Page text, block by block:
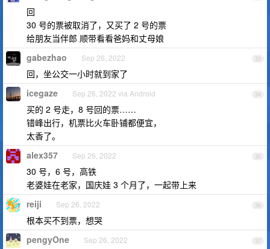
回
30 号的票被取消了，又买了 2 号的票
给朋友当伴郎 顺带看看爸妈和丈母娘
33
gabezhao Sep 26, 2022
回，坐公交一小时就到家了
34
icegaze Sep 26, 2022 via Android
买的 2 号走，8 号回的票……
错峰出行，机票比火车卧铺都便宜，
太香了。
35
alex357 Sep 26, 2022
30 号，6 号，高铁
老婆娃在老家，国庆娃 3 个月了，一起带上来
36
reiji Sep 26, 2022
根本买不到票，想哭
37
pengyOne Sep 26, 2022